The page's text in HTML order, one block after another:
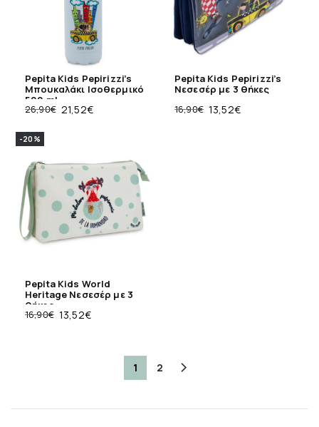
Pepita Kids Pepirizzi’s
Μπουκαλάκι Ισοθερμικό
500 ml
26,90€ 21,52€
Pepita Kids Pepirizzi’s
Νεσεσέρ με 3 θήκες
16,90€ 13,52€
-20%
Pepita Kids World
Heritage Νεσεσέρ με 3
θήκες
16,90€ 13,52€
1 2